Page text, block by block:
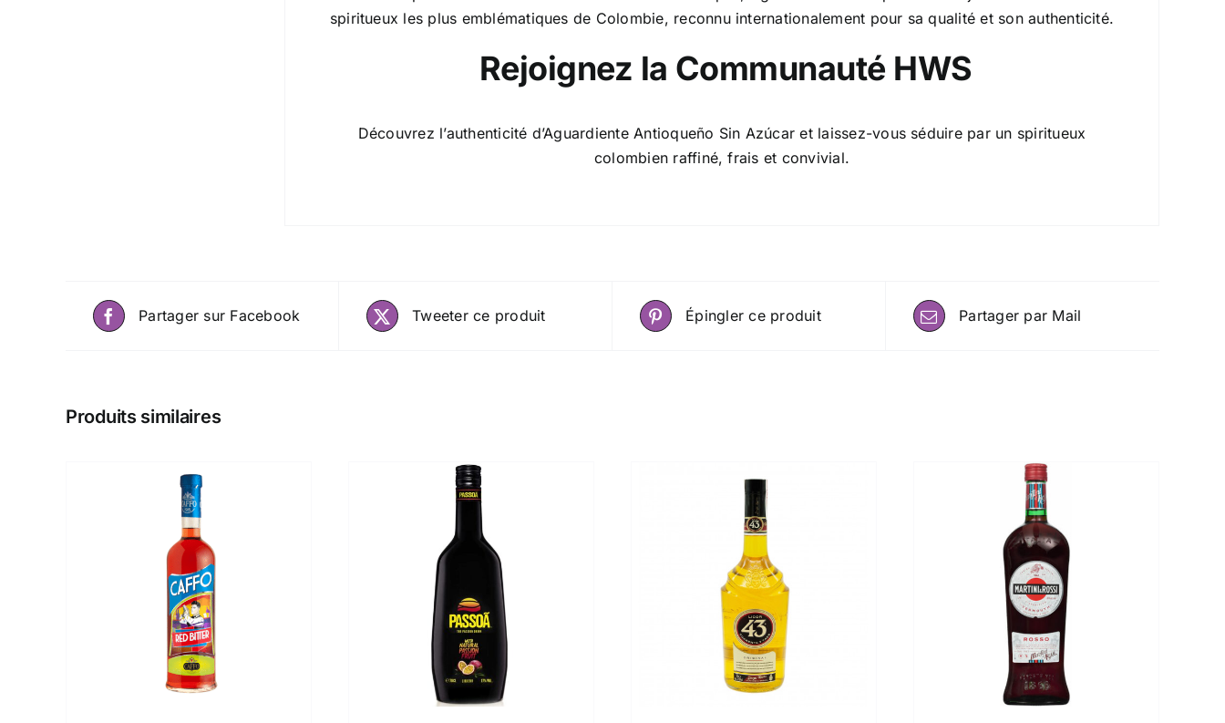
spiritueux les plus emblématiques de Colombie, reconnu internationalement pour sa qualité et son authenticité.
Rejoignez la Communauté HWS
Découvrez l’authenticité d’Aguardiente Antioqueño Sin Azúcar et laissez-vous séduire par un spiritueux
colombien raffiné, frais et convivial.
Partager sur Facebook Tweeter ce produit Épingler ce produit Partager par Mail
Produits similaires